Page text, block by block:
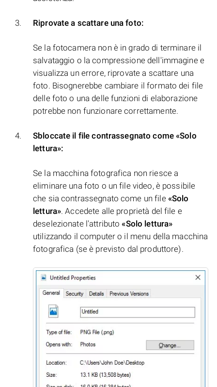
Riprovate a scattare una foto:
Se la fotocamera non è in grado di terminare il
salvataggio o la compressione dell'immagine e
visualizza un errore, riprovate a scattare una
foto. Bisognerebbe cambiare il formato dei file
delle foto o una delle funzioni di elaborazione
potrebbe non funzionare correttamente.
Sbloccate il file contrassegnato come «Solo
lettura»:
Se la macchina fotografica non riesce a
eliminare una foto o un file video, è possibile
che sia contrassegnato come un file «Solo
lettura». Accedete alle proprietà del file e
deselezionate l'attributo«Solo lettura»
utilizzando il computer o il menu della macchina
fotografica (se è previsto dal produttore).